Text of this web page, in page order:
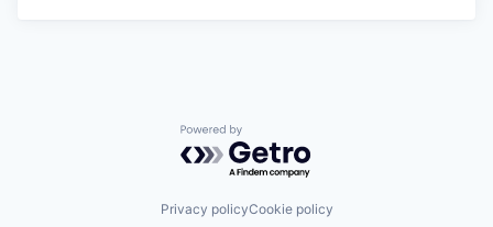
Powered by Getro.com
Privacy policyCookie policy